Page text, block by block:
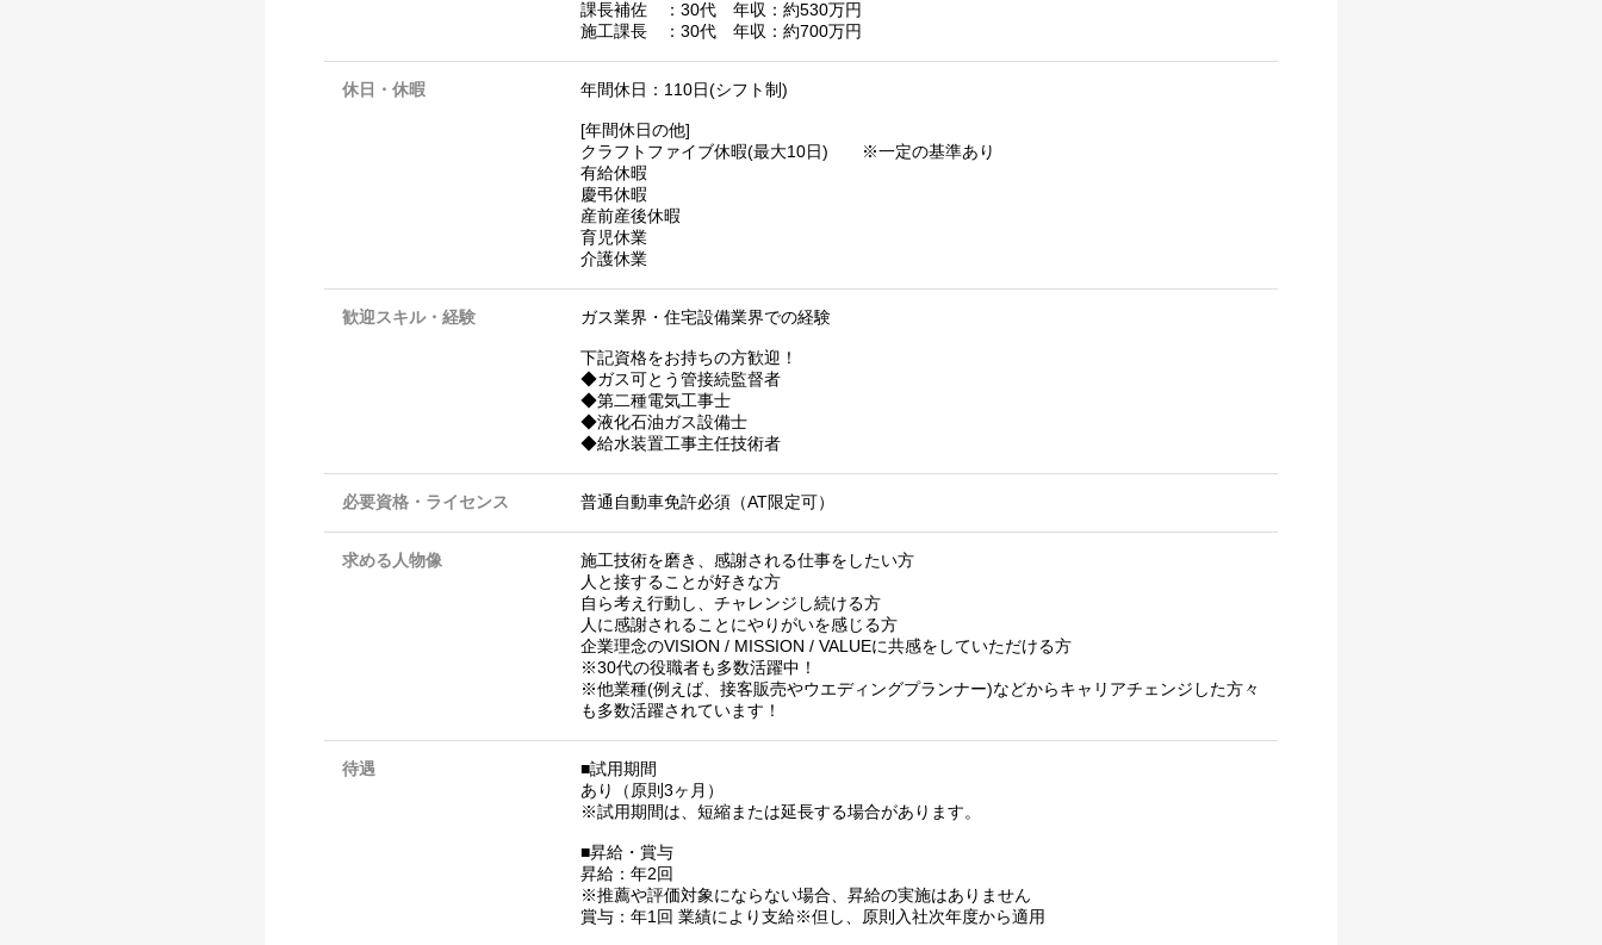
課長補佐 ：30代 年収：約530万円
施工課長 ：30代 年収：約700万円
休日・休暇 年間休日：110日(シフト制)
[年間休日の他]
クラフトファイブ休暇(最大10日) ※一定の基準あり
有給休暇
慶弔休暇
産前産後休暇
育児休業
介護休業
歓迎スキル・経験 ガス業界・住宅設備業界での経験
下記資格をお持ちの方歓迎！
◆ガス可とう管接続監督者
◆第二種電気工事士
◆液化石油ガス設備士
◆給水装置工事主任技術者
必要資格・ライセンス 普通自動車免許必須（AT限定可）
求める人物像
施工技術を磨き、感謝される仕事をしたい方
人と接することが好きな方
自ら考え行動し、チャレンジし続ける方
人に感謝されることにやりがいを感じる方
企業理念のVISION / MISSION / VALUEに共感をしていただける方
※30代の役職者も多数活躍中！
※他業種(例えば、接客販売やウエディングプランナー)などからキャリアチェンジした方々
も多数活躍されています！
待遇
■試用期間
あり（原則3ヶ月）
※試用期間は、短縮または延長する場合があります。
■昇給・賞与
昇給：年2回
※推薦や評価対象にならない場合、昇給の実施はありません
賞与：年1回 業績により支給※但し、原則入社次年度から適用